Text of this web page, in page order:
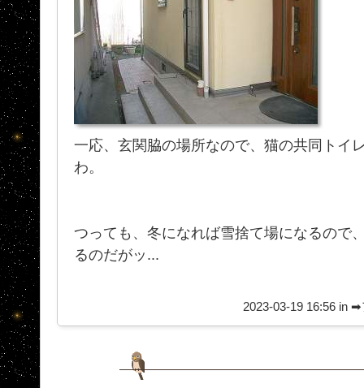
一応、玄関脇の場所なので、猫の共同トイ
わ。
つっても、冬になれば雪捨て場になるので
るのだがッ...
2023-03-19 16:56 in ➡